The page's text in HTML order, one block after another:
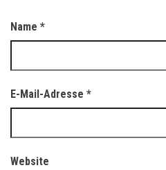
Name *
E-Mail-Adresse *
Website